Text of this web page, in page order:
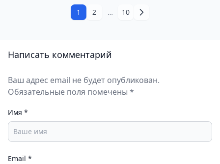
1 2 … 10
Написать комментарий
Ваш адрес email не будет опубликован.
Обязательные поля помечены *
Имя *
Email *